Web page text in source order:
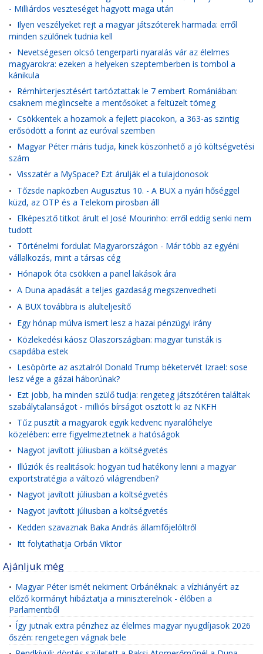
- Milliárdos veszteséget hagyott maga után
• Ilyen veszélyeket rejt a magyar játszóterek harmada: erről
minden szülőnek tudnia kell
• Nevetségesen olcsó tengerparti nyaralás vár az élelmes
magyarokra: ezeken a helyeken szeptemberben is tombol a
kánikula
• Rémhírterjesztésért tartóztattak le 7 embert Romániában:
csaknem meglincselte a mentősöket a feltüzelt tömeg
• Csökkentek a hozamok a fejlett piacokon, a 363-as szintig
erősödött a forint az euróval szemben
• Magyar Péter máris tudja, kinek köszönhető a jó költségvetési
szám
• Visszatér a MySpace? Ezt árulják el a tulajdonosok
• Tőzsde napközben Augusztus 10. - A BUX a nyári hőséggel
küzd, az OTP és a Telekom pirosban áll
• Elképesztő titkot árult el José Mourinho: erről eddig senki nem
tudott
• Történelmi fordulat Magyarországon - Már több az egyéni
vállalkozás, mint a társas cég
• Hónapok óta csökken a panel lakások ára
• A Duna apadását a teljes gazdaság megszenvedheti
• A BUX továbbra is alulteljesítő
• Egy hónap múlva ismert lesz a hazai pénzügyi irány
• Közlekedési káosz Olaszországban: magyar turisták is
csapdába estek
• Lesöpörte az asztalról Donald Trump béketervét Izrael: sose
lesz vége a gázai háborúnak?
• Ezt jobb, ha minden szülő tudja: rengeteg játszótéren találtak
szabálytalanságot - milliós bírságot osztott ki az NKFH
• Tűz pusztít a magyarok egyik kedvenc nyaralóhelye
közelében: erre figyelmeztetnek a hatóságok
• Nagyot javított júliusban a költségvetés
• Illúziók és realitások: hogyan tud hatékony lenni a magyar
exportstratégia a változó világrendben?
• Nagyot javított júliusban a költségvetés
• Nagyot javított júliusban a költségvetés
• Kedden szavaznak Baka András államfőjelöltről
• Itt folytathatja Orbán Viktor
Ajánljuk még
• Magyar Péter ismét nekiment Orbánéknak: a vízhiányért az
előző kormányt hibáztatja a miniszterelnök - élőben a
Parlamentből
• Így jutnak extra pénzhez az élelmes magyar nyugdíjasok 2026
őszén: rengetegen vágnak bele